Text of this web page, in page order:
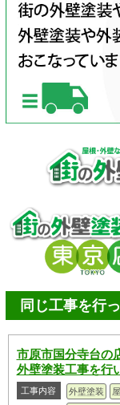
同じ工事を行
市原市国分寺台の
外壁塗装工事を行
工事内容 外壁塗装